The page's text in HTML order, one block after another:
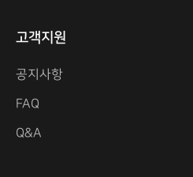
고객지원
공지사항
FAQ
Q&A